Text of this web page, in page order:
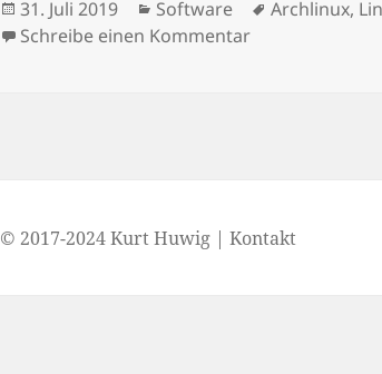
Veröffentlicht
am
31. Juli 2019 Kategorien
Software Schlagwörter
Archlinux,
Schreibe einen Kommentarzu
© 2017-2024 Kurt Huwig |Kontakt